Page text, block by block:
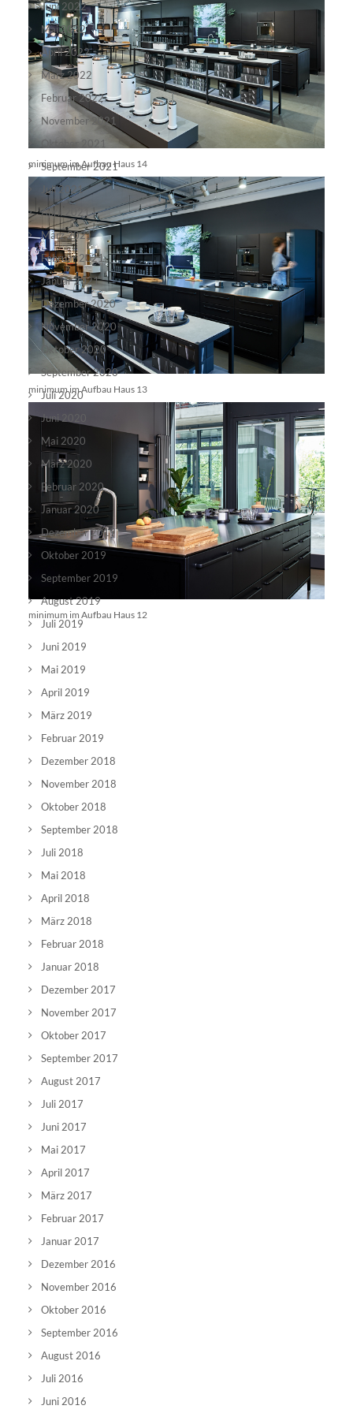
minimum im Aufbau Haus 14
minimum im Aufbau Haus 13
minimum im Aufbau Haus 12
Juni 2022
Mai 2022
April 2022
März 2022
Februar 2022
November 2021
Oktober 2021
September 2021
Juli 2021
April 2021
März 2021
Februar 2021
Januar 2021
Dezember 2020
November 2020
Oktober 2020
September 2020
Juli 2020
Juni 2020
Mai 2020
März 2020
Februar 2020
Januar 2020
Dezember 2019
Oktober 2019
September 2019
August 2019
Juli 2019
Juni 2019
Mai 2019
April 2019
März 2019
Februar 2019
Dezember 2018
November 2018
Oktober 2018
September 2018
Juli 2018
Mai 2018
April 2018
März 2018
Februar 2018
Januar 2018
Dezember 2017
November 2017
Oktober 2017
September 2017
August 2017
Juli 2017
Juni 2017
Mai 2017
April 2017
März 2017
Februar 2017
Januar 2017
Dezember 2016
November 2016
Oktober 2016
September 2016
August 2016
Juli 2016
Juni 2016